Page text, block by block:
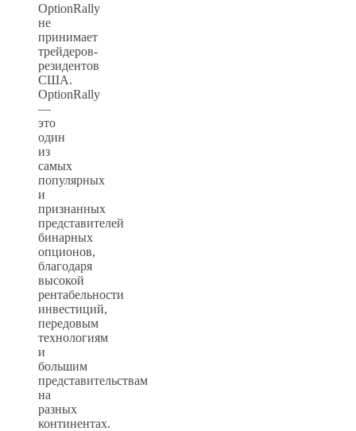
OptionRally
не
принимает
трейдеров-
резидентов
США.
OptionRally
—
это
один
из
самых
популярных
и
признанных
представителей
бинарных
опционов,
благодаря
высокой
рентабельности
инвестиций,
передовым
технологиям
и
большим
представительствам
на
разных
континентах.